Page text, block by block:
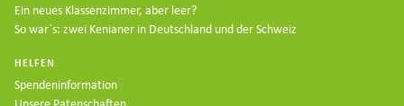
Ein neues Klassenzimmer, aber leer?
So war`s: zwei Kenianer in Deutschland und der Schweiz
HELFEN
Spendeninformation